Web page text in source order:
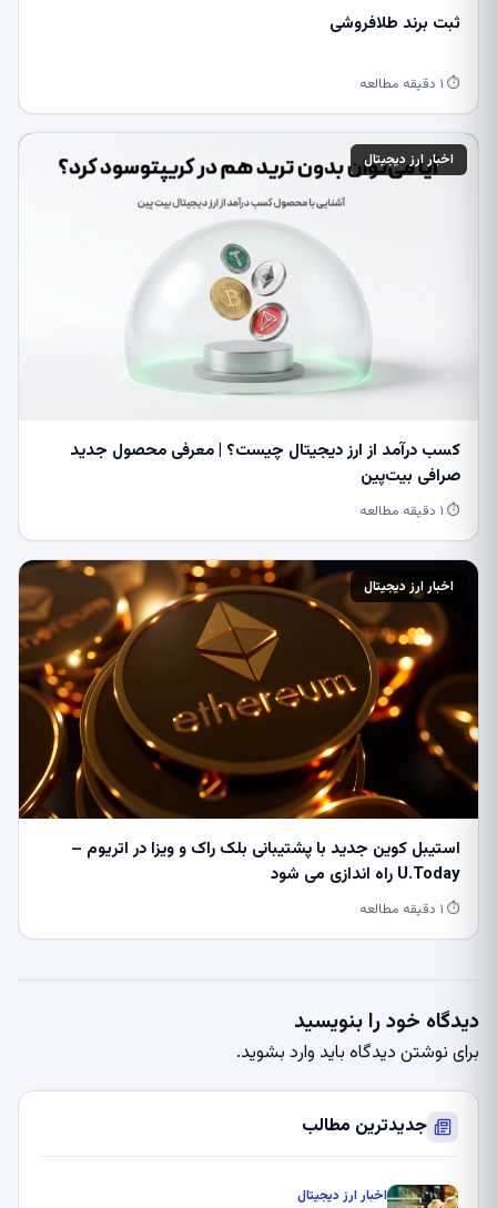
ثبت برند طلافروشی
⏱ ۱ دقیقه مطالعه
اخبار ارز دیجیتال
کسب درآمد از ارز دیجیتال چیست؟ | معرفی محصول جدید
صرافی بیت‌پین
⏱ ۱ دقیقه مطالعه
اخبار ارز دیجیتال
استیبل کوین جدید با پشتیبانی بلک راک و ویزا در اتریوم –
U.Today راه اندازی می شود
⏱ ۱ دقیقه مطالعه
دیدگاه خود را بنویسید
برای نوشتن دیدگاه باید وارد بشوید.
جدیدترین مطالب
اخبار ارز دیجیتال